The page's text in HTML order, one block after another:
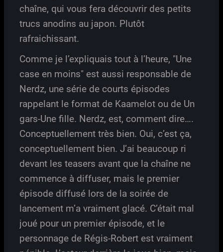
chaîne, qui vous fera découvrir des petits
trucs anodins au japon. Plutôt
rafraichissant.
Comme je l’expliquais tout à l’heure, "Une
case en moins" est aussi responsable de
Nerdz, une série de courts épisodes
rappelant le format de Kaamelot ou de Un
gars-Une fille. Nerdz, est, comment dire….
Conceptuellement très bien. Oui, c’est ça,
conceptuellement bien. J’ai beaucoup ri
devant les teasers avant que la chaîne ne
commence à diffuser, mais le premier
épisode diffusé lors de la soirée de
lancement m’a vraiment glacé. C’était mal
joué pour un premier épisode, et le
personnage de Régis-Robert est vraiment